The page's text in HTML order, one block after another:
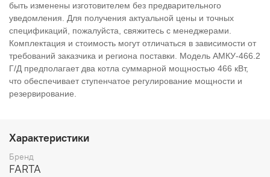
быть изменены изготовителем без предварительного
уведомления. Для получения актуальной цены и точных
спецификаций, пожалуйста, свяжитесь с менеджерами.
Комплектация и стоимость могут отличаться в зависимости от
требований заказчика и региона поставки. Модель АМКУ-466.2
Г/Д предполагает два котла суммарной мощностью 466 кВт,
что обеспечивает ступенчатое регулирование мощности и
резервирование.
Характеристики
Бренд
FARTA